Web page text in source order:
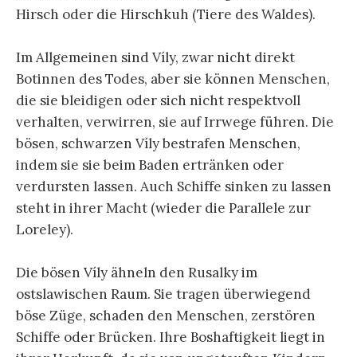
Hirsch oder die Hirschkuh (Tiere des Waldes).
Im Allgemeinen sind Víly, zwar nicht direkt
Botinnen des Todes, aber sie können Menschen,
die sie bleidigen oder sich nicht respektvoll
verhalten, verwirren, sie auf Irrwege führen. Die
bösen, schwarzen Víly bestrafen Menschen,
indem sie sie beim Baden ertränken oder
verdursten lassen. Auch Schiffe sinken zu lassen
steht in ihrer Macht (wieder die Parallele zur
Loreley).
Die bösen Víly ähneln den Rusalky im
ostslawischen Raum. Sie tragen überwiegend
böse Züge, schaden den Menschen, zerstören
Schiffe oder Brücken. Ihre Boshaftigkeit liegt in